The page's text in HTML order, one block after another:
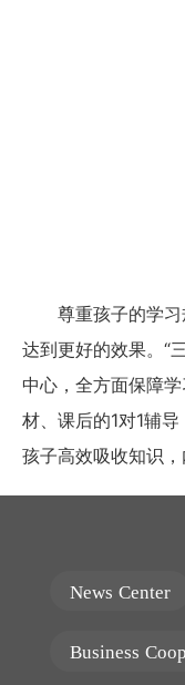
尊重孩子的学习
达到更好的效果。“
中心，全方面保障
材、课后的1对1辅
孩子高效吸收知识，
News Center
Business